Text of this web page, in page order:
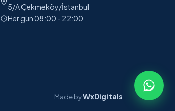
5/A Çekmeköy/İstanbul
Her gün 08:00 - 22:00
Made byWxDigitals